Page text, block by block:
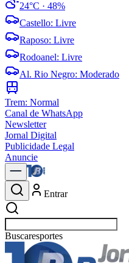
24°C · 48%
Castello: Livre
Raposo: Livre
Rodoanel: Livre
Al. Rio Negro: Moderado
Trem: Normal
Canal de WhatsApp
Newsletter
Jornal Digital
Publicidade Legal
Anuncie
Entrar
Buscarpolítica